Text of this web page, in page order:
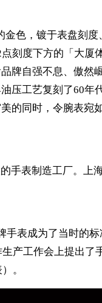
色，镀于表盘刻
刻度下方的「大
自强不息、傲然
压工艺复刻了60
的同时，令腕表宛
手表制造工厂。
表成为了当时的
产工作会上提出
。